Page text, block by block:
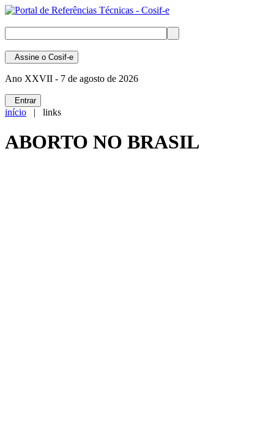
Assine o Cosif-e
Ano XXVII - 7 de agosto de 2026
Entrar
início | links
ABORTO NO BRASIL